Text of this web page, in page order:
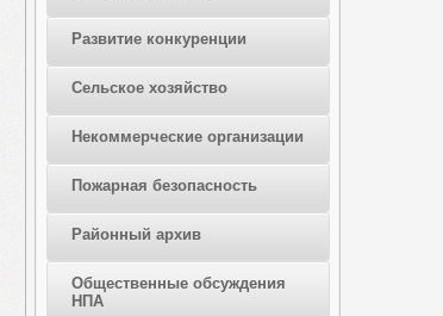
Развитие конкуренции
Сельское хозяйство
Некоммерческие организации
Пожарная безопасность
Районный архив
Общественные обсуждения
НПА